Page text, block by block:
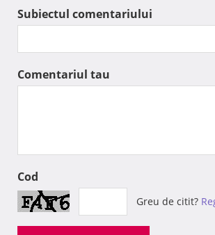
Subiectul comentariului
Comentariul tau
Cod
Greu de citit?